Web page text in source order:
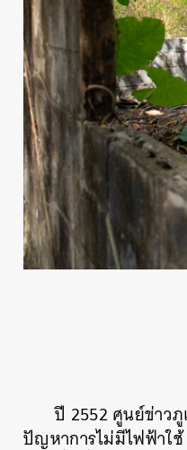
ปี 2552 ศูนย์ข่าวภู
ปัญหาการไม่มีไฟฟ้าใช้